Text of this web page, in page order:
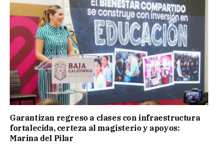
Garantizan regreso a clases con infraestructura
fortalecida, certeza al magisterio y apoyos:
Marina del Pilar